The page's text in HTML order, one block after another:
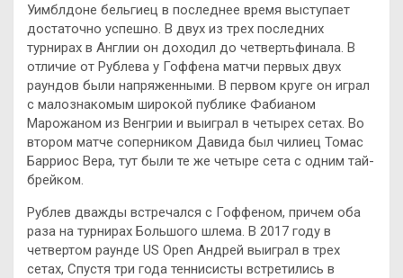
Уимблдоне бельгиец в последнее время выступает
достаточно успешно. В двух из трех последних
турнирах в Англии он доходил до четвертьфинала. В
отличие от Рублева у Гоффена матчи первых двух
раундов были напряженными. В первом круге он играл
с малознакомым широкой публике Фабианом
Марожаном из Венгрии и выиграл в четырех сетах. Во
втором матче соперником Давида был чилиец Томас
Барриос Вера, тут были те же четыре сета с одним тай-
брейком.
Рублев дважды встречался с Гоффеном, причем оба
раза на турнирах Большого шлема. В 2017 году в
четвертом раунде US Open Андрей выиграл в трех
сетах, Спустя три года теннисисты встретились в